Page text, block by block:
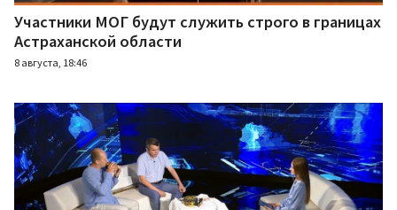
Участники МОГ будут служить строго в границах
Астраханской области
8 августа, 18:46